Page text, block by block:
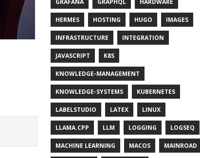
GRAFANA GRAPHQL HARDWARE
HERMES HOSTING HUGO IMAGES
INFRASTRUCTURE INTEGRATION
JAVASCRIPT K8S
KNOWLEDGE-MANAGEMENT
KNOWLEDGE-SYSTEMS KUBERNETES
LABELSTUDIO LATEX LINUX
LLAMA.CPP LLM LOGGING LOGSEQ
MACHINE LEARNING MACOS MAINROAD